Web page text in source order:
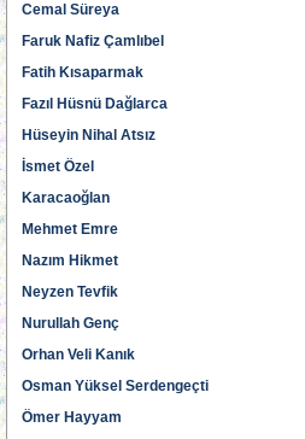
Cemal Süreya
Faruk Nafiz Çamlıbel
Fatih Kısaparmak
Fazıl Hüsnü Dağlarca
Hüseyin Nihal Atsız
İsmet Özel
Karacaoğlan
Mehmet Emre
Nazım Hikmet
Neyzen Tevfik
Nurullah Genç
Orhan Veli Kanık
Osman Yüksel Serdengeçti
Ömer Hayyam